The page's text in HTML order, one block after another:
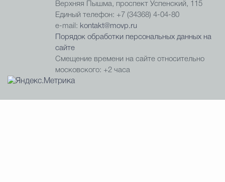
Верхняя Пышма, проспект Успенский, 115
Единый телефон: +7 (34368) 4-04-80
e-mail: kontakt@movp.ru
Порядок обработки персональных данных на
сайте
Смещение времени на сайте относительно
московского: +2 часа